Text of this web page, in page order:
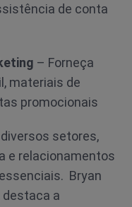
de conta
– Forneça
materiais de
promocionais
setores,
e relacionamentos
Bryan
destaca a